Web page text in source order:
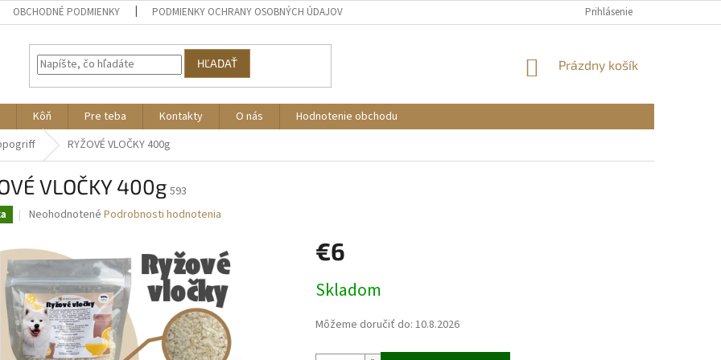
OBCHODNÉ PODMIENKY PODMIENKY OCHRANY OSOBNÝCH ÚDAJOV Prihlásenie
HĽADAŤ
NÁKUPNÝ
Prázdny košík
Kôň Pre teba Kontakty O nás
Hodnotenie obchodu
RYŽOVÉ VLOČKY 400g
VLOČKY 400g593
Priemerné
je
0,0
z
5
hviezdičiek.
Neohodnotené Podrobnosti hodnotenia
€6
cena:
Skladom
Môžeme doručiť do: 10.8.2026